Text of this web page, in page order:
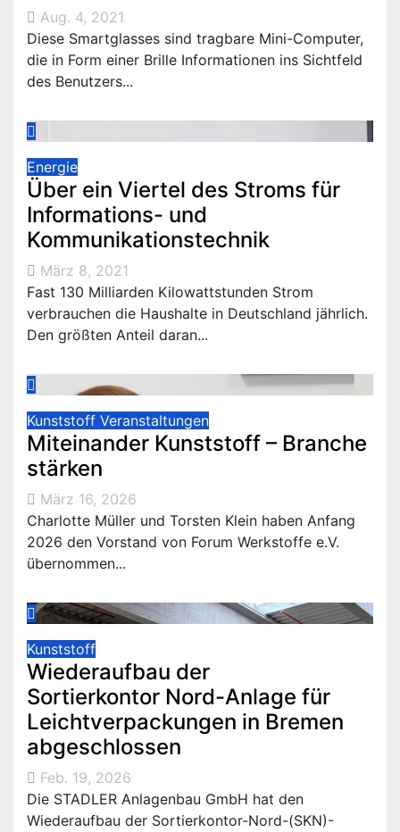
Aug. 4, 2021
Diese Smartglasses sind tragbare Mini-Computer,
die in Form einer Brille Informationen ins Sichtfeld
des Benutzers...
Energie
Über ein Viertel des Stroms für
Informations- und
Kommunikationstechnik
März 8, 2021
Fast 130 Milliarden Kilowattstunden Strom
verbrauchen die Haushalte in Deutschland jährlich.
Den größten Anteil daran...
Kunststoff Veranstaltungen
Miteinander Kunststoff – Branche
stärken
März 16, 2026
Charlotte Müller und Torsten Klein haben Anfang
2026 den Vorstand von Forum Werkstoffe e.V.
übernommen...
Kunststoff
Wiederaufbau der
Sortierkontor Nord-Anlage für
Leichtverpackungen in Bremen
abgeschlossen
Feb. 19, 2026
Die STADLER Anlagenbau GmbH hat den
Wiederaufbau der Sortierkontor-Nord-(SKN)-